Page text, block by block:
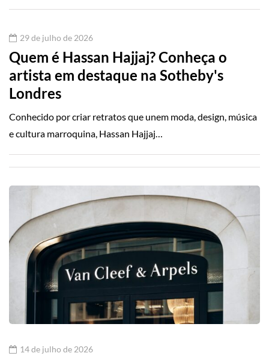
29 de julho de 2026
Quem é Hassan Hajjaj? Conheça o
artista em destaque na Sotheby's
Londres
Conhecido por criar retratos que unem moda, design, música
e cultura marroquina, Hassan Hajjaj…
14 de julho de 2026